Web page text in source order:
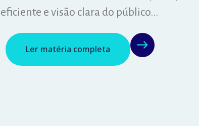
eficiente e visão clara do público...
Ler matéria completa